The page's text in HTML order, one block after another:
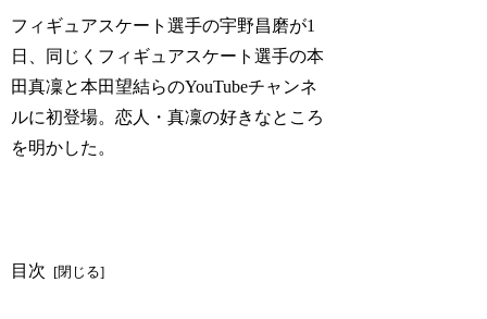
フィギュアスケート選手の宇野昌磨が1
日、同じくフィギュアスケート選手の本
田真凜と本田望結らのYouTubeチャンネ
ルに初登場。恋人・真凜の好きなところ
を明かした。
目次